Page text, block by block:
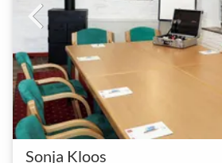
Sonja Kloos